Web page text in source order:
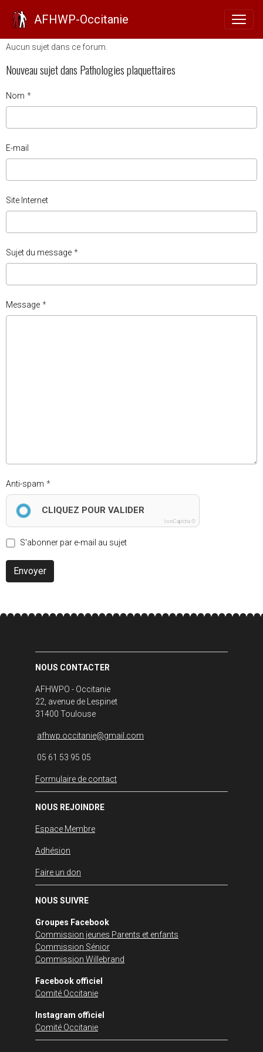
AFHWP-Occitanie
Pathologies plaquettaires
Aucun sujet dans ce forum.
Nouveau sujet dans Pathologies plaquettaires
Nom
E-mail
Site Internet
Sujet du message
Message
Anti-spam
CLIQUEZ POUR VALIDER
IconCaptcha ©
S'abonner par e-mail au sujet
Envoyer
NOUS CONTACTER
AFHWPO - Occitanie
22, avenue de Lespinet
31400 Toulouse
afhwp.occitanie@gmail.com
05 61 53 95 05
Formulaire de contact
NOUS REJOINDRE
Espace Membre
Adhésion
Faire un don
NOUS SUIVRE
Groupes Facebook
Commission jeunes Parents et enfants
Commission Sénior
Commission Willebrand
Facebook officiel
Comité Occitanie
Instagram officiel
Comité Occitanie